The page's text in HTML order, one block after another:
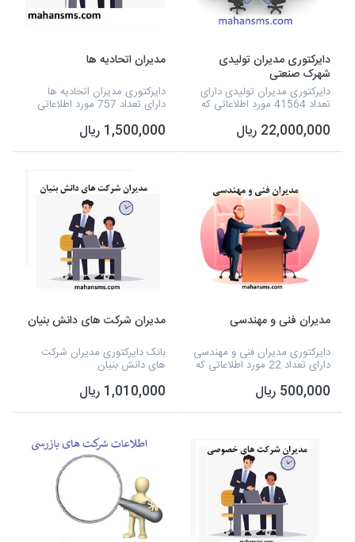
دایرکتوری مدیران تولیدی
شهرک صنعتی
دایرکتوری مدیران تولیدی دارای
تعداد 41564 مورد اطلاعاتی که
شماره تلفن، آدرس، شماره همراه
و آدرس سایت و... می شود و به
صورت اکسل آ...
22,000,000 ریال
مدیران اتحادیه ها
دایرکتوری مدیران اتحادیه ها
دارای تعداد 757 مورد اطلاعاتی
شماره تلفن، آدرس و شماره
همراه و... می شود و به صورت
اکسل آماده شده است.
1,500,000 ریال
مدیران فنی و مهندسی
دایرکتوری مدیران فنی و مهندسی
دارای تعداد 22 مورد اطلاعاتی که
آدرس، شماره همراه، نام مدیر و
نوع مجوز و... می شود که به
صورت اکسل...
500,000 ریال
مدیران شرکت های دانش بنیان
بانک دایرکتوری مدیران شرکت
های دانش بنیان
1,010,000 ریال